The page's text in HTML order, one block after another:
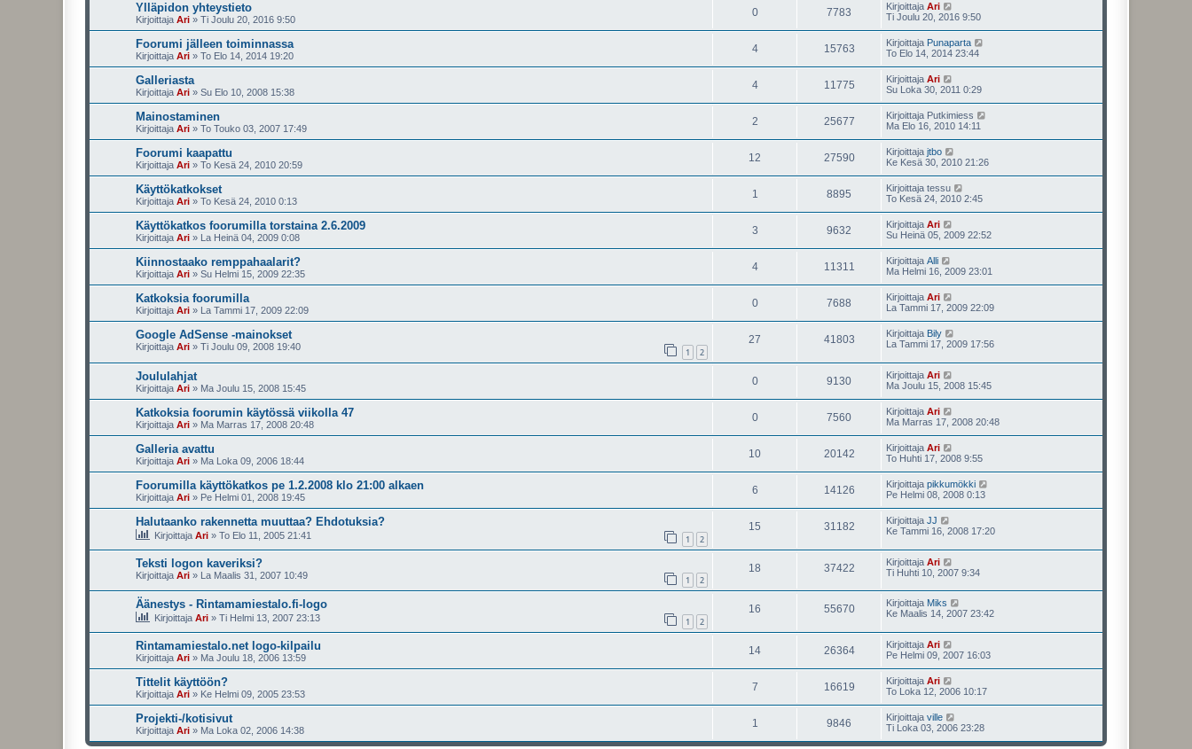
Ylläpidon yhteystieto
Kirjoittaja Ari » Ti Joulu 20, 2016 9:50
0 7783 Kirjoittaja Ari
Ti Joulu 20, 2016 9:50
Foorumi jälleen toiminnassa
Kirjoittaja Ari » To Elo 14, 2014 19:20
4 15763 Kirjoittaja Punaparta
To Elo 14, 2014 23:44
Galleriasta
Kirjoittaja Ari » Su Elo 10, 2008 15:38
4 11775 Kirjoittaja Ari
Su Loka 30, 2011 0:29
Mainostaminen
Kirjoittaja Ari » To Touko 03, 2007 17:49
2 25677 Kirjoittaja Putkimiess
Ma Elo 16, 2010 14:11
Foorumi kaapattu
Kirjoittaja Ari » To Kesä 24, 2010 20:59
12 27590 Kirjoittaja jtbo
Ke Kesä 30, 2010 21:26
Käyttökatkokset
Kirjoittaja Ari » To Kesä 24, 2010 0:13
1 8895 Kirjoittaja tessu
To Kesä 24, 2010 2:45
Käyttökatkos foorumilla torstaina 2.6.2009
Kirjoittaja Ari » La Heinä 04, 2009 0:08
3 9632 Kirjoittaja Ari
Su Heinä 05, 2009 22:52
Kiinnostaako remppahaalarit?
Kirjoittaja Ari » Su Helmi 15, 2009 22:35
4 11311 Kirjoittaja Alli
Ma Helmi 16, 2009 23:01
Katkoksia foorumilla
Kirjoittaja Ari » La Tammi 17, 2009 22:09
0 7688 Kirjoittaja Ari
La Tammi 17, 2009 22:09
Google AdSense -mainokset
Kirjoittaja Ari » Ti Joulu 09, 2008 19:40 1 2
27 41803 Kirjoittaja Bily
La Tammi 17, 2009 17:56
Joululahjat
Kirjoittaja Ari » Ma Joulu 15, 2008 15:45
0 9130 Kirjoittaja Ari
Ma Joulu 15, 2008 15:45
Katkoksia foorumin käytössä viikolla 47
Kirjoittaja Ari » Ma Marras 17, 2008 20:48
0 7560 Kirjoittaja Ari
Ma Marras 17, 2008 20:48
Galleria avattu
Kirjoittaja Ari » Ma Loka 09, 2006 18:44
10 20142 Kirjoittaja Ari
To Huhti 17, 2008 9:55
Foorumilla käyttökatkos pe 1.2.2008 klo 21:00 alkaen
Kirjoittaja Ari » Pe Helmi 01, 2008 19:45
6 14126 Kirjoittaja pikkumökki
Pe Helmi 08, 2008 0:13
Halutaanko rakennetta muuttaa? Ehdotuksia?
Kirjoittaja Ari » To Elo 11, 2005 21:41 1 2
15 31182 Kirjoittaja JJ
Ke Tammi 16, 2008 17:20
Teksti logon kaveriksi?
Kirjoittaja Ari » La Maalis 31, 2007 10:49 1 2
18 37422 Kirjoittaja Ari
Ti Huhti 10, 2007 9:34
Äänestys - Rintamamiestalo.fi-logo
Kirjoittaja Ari » Ti Helmi 13, 2007 23:13 1 2
16 55670 Kirjoittaja Miks
Ke Maalis 14, 2007 23:42
Rintamamiestalo.net logo-kilpailu
Kirjoittaja Ari » Ma Joulu 18, 2006 13:59
14 26364 Kirjoittaja Ari
Pe Helmi 09, 2007 16:03
Tittelit käyttöön?
Kirjoittaja Ari » Ke Helmi 09, 2005 23:53
7 16619 Kirjoittaja Ari
To Loka 12, 2006 10:17
Projekti-/kotisivut
Kirjoittaja Ari » Ma Loka 02, 2006 14:38
1 9846 Kirjoittaja ville
Ti Loka 03, 2006 23:28